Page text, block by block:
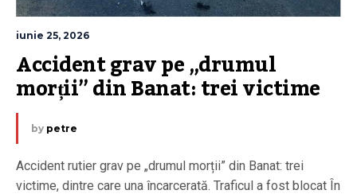
iunie 25, 2026
Accident grav pe „drumul
morții” din Banat: trei victime
by petre
Accident rutier grav pe „drumul morții” din Banat: trei
victime, dintre care una încarcerată. Traficul a fost blocat În